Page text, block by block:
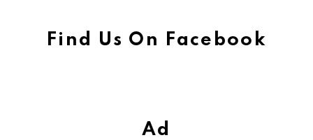
Find Us On Facebook
Ad